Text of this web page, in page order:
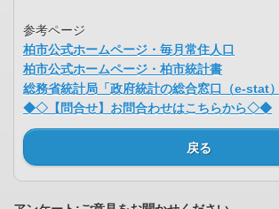
参考ページ
柏市公式ホームページ・毎月常住人口
柏市公式ホームページ・柏市統計書
総務省統計局「政府統計の総合窓口（e-stat）
◆◇【問合せ】お問合わせはこちらから◇◆
戻る